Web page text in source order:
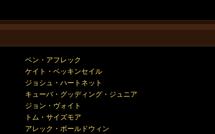
ベン・アフレック
ケイト・ベッキンセイル
ジョシュ・ハートネット
キューバ・グッディング・ジュニア
ジョン・ヴォイト
トム・サイズモア
アレック・ボールドウィン